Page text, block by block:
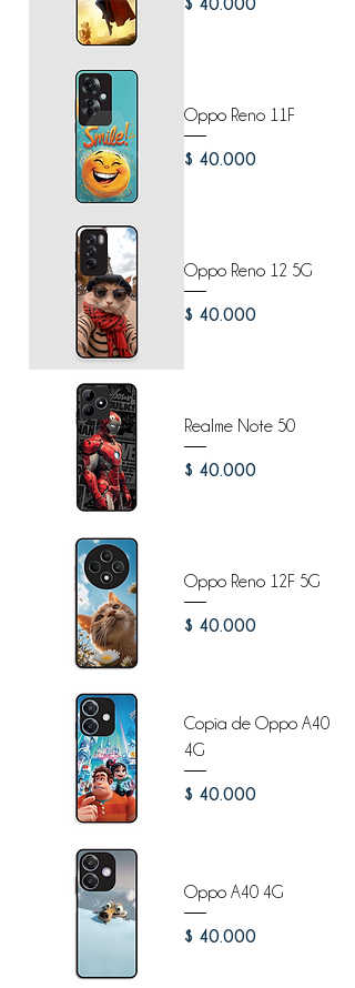
Oppo Reno 11F
Precio
$ 40.000
Oppo Reno 12 5G
Precio
$ 40.000
Realme Note 50
Precio
$ 40.000
Oppo Reno 12F 5G
Precio
$ 40.000
Copia de Oppo A40
4G
Precio
$ 40.000
Oppo A40 4G
Precio
$ 40.000